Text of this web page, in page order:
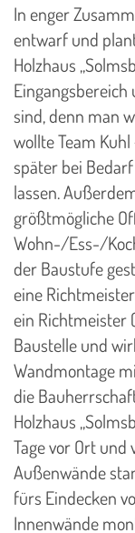
In enger
entwarf und
Holzhaus
sind, denn man
wollte Team
später bei
lassen.
größtmögliche
Wohn-/Ess-/
der Baustufe
eine
ein Richtmeister
Baustelle und
Wandmontage
die
Holzhaus
Tage vor Ort und
Außenwände
fürs Eindecken
Innenwände